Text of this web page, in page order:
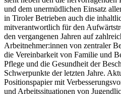
und dem unermüdlichen Einsatz
in Tiroler Betrieben auch die
mitverantwortlich für den
den vergangenen Jahren auf
Arbeitnehmer:innen von zentraler
die Vereinbarkeit von Familie und
Pflege und die Gesundheit der
Schwerpunkte der letzten Jahre.
Positionspapier mit
und Arbeitssituationen von